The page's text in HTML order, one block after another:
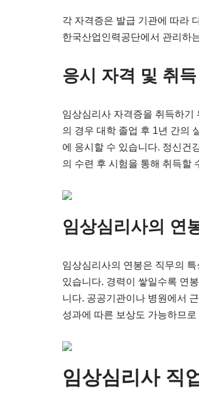
각 자격증은 발급 기관에 따라
한국산업인력공단에서 관리하
응시 자격 및 취
임상심리사 자격증을 취득하기
의 경우 대학 졸업 후 1년 간의
에 응시할 수 있습니다. 정신건
의 수련 후 시험을 통해 취득할
임상심리사의 연
임상심리사의 연봉은 직무의
있습니다. 경력이 쌓일수록 연
니다. 공공기관이나 병원에서
성과에 따른 보상도 가능하므
임상심리사 직